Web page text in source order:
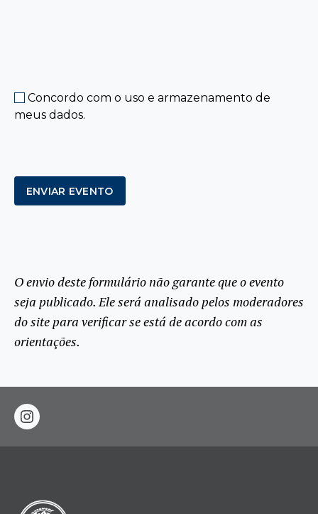
Concordo com o uso e armazenamento de
meus dados.
O envio deste formulário não garante que o evento
seja publicado. Ele será analisado pelos moderadores
do site para verificar se está de acordo com as
orientações.
instagram